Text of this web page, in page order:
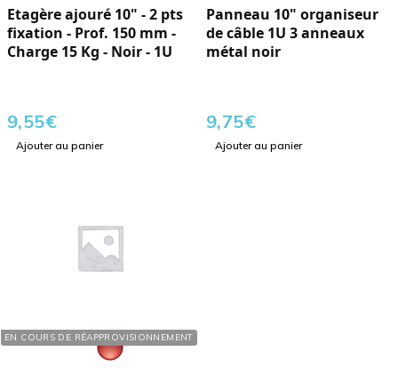
Etagère ajouré 10" - 2 pts
fixation - Prof. 150 mm -
Charge 15 Kg - Noir - 1U
9,55€
Ajouter au panier
Panneau 10" organiseur
de câble 1U 3 anneaux
métal noir
9,75€
Ajouter au panier
EN COURS DE RÉAPPROVISIONNEMENT
Réf. : 770069